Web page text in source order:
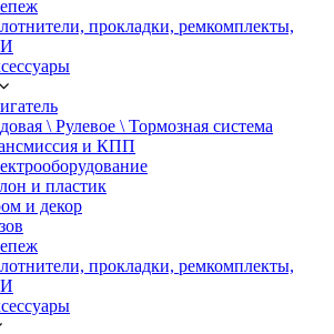
прокладки, ремкомплекты,
\ Рулевое \ Тормозная система
и КПП
и пластик
и декор
прокладки, ремкомплекты,